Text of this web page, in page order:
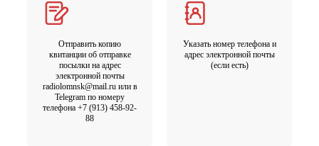
Отправить копию
квитанции об отправке
посылки на адрес
электронной почты
radiolomnsk@mail.ru или в
Telegram по номеру
телефона +7 (913) 458-92-
88
Указать номер телефона и
адрес электронной почты
(если есть)